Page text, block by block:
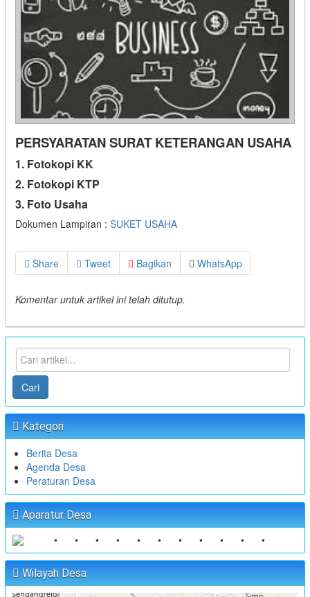
PERSYARATAN SURAT KETERANGAN USAHA
1. Fotokopi KK
2. Fotokopi KTP
3. Foto Usaha
Dokumen Lampiran : SUKET USAHA
Share Tweet Bagikan WhatsApp
Komentar untuk artikel ini telah ditutup.
Cari
Kategori
Berita Desa
Agenda Desa
Peraturan Desa
Aparatur Desa
• • • • • • • • • • •
Wilayah Desa